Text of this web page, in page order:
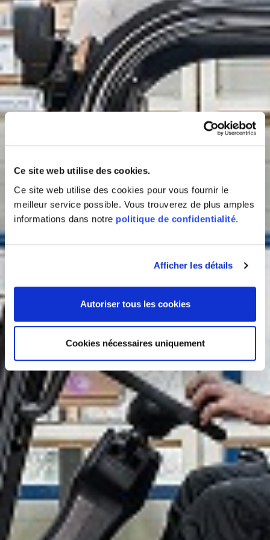
Ce site web utilise des cookies.
Ce site web utilise des cookies pour vous fournir le
meilleur service possible. Vous trouverez de plus amples
informations dans notre politique de confidentialité.
Afficher les détails
Autoriser tous les cookies
Cookies nécessaires uniquement